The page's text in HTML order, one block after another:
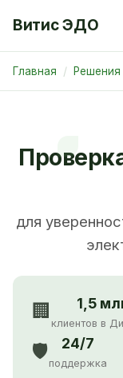
Витис ЭДО
Главная
для
🏢 1,5
клиентов в
🛡️ 24/7
поддержка